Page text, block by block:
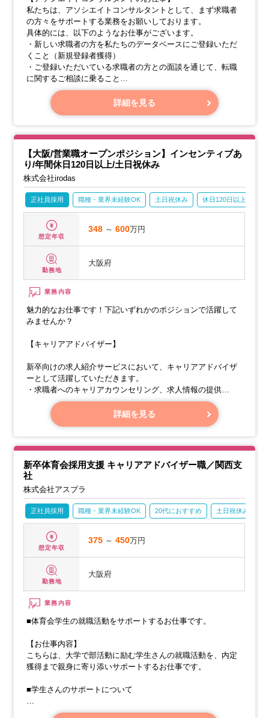
私たちは、アソシエイトコンサルタントとして、まず求職者
の方々をサポートする業務をお願いしております。
具体的には、以下のようなお仕事がございます。
・新しい求職者の方を私たちのデータベースにご登録いただ
くこと（新規登録者獲得）
・ご登録いただいている求職者の方との面談を通じて、転職
に関するご相談に乗ること
・既存の登録者の方々へ、継続的なサポートを行うこと（フ
ォローアップ）
企業への打ち合わせに参加し、実際の求人案件の取り扱い方
を学んでいただきます。これは、コンサルタントとして成長
していただくための大切なトレーニング期間です。（約半年
から1年での昇進を目指します）
詳細を見る
【大阪/営業職オープンポジション】インセンティブあ
り/年間休日120日以上/土日祝休み
株式会社irodas
正社員採用 職種・業界未経験OK 土日祝休み 休日120日以上
想定年収
348 ～600万円
勤務地
大阪府
業務内容
魅力的なお仕事です！下記いずれかのポジションで活躍して
みませんか？
【キャリアアドバイザー】
新卒向けの求人紹介サービスにおいて、キャリアアドバイザ
ーとして活躍していただきます。
・求職者へのキャリアカウンセリング、求人情報の提供
・企業への求人提案、マッチング
・求職者と企業間の調整、応募書類作成支援
詳細を見る
新卒体育会採用支援 キャリアアドバイザー職／関西支
社
株式会社アスプラ
正社員採用 職種・業界未経験OK 20代におすすめ 土日祝休み
想定年収
375 ～450万円
勤務地
大阪府
業務内容
■体育会学生の就職活動をサポートするお仕事です。
【お仕事内容】
こちらは、大学で部活動に励む学生さんの就職活動を、内定
獲得まで親身に寄り添いサポートするお仕事です。
■学生さんのサポートについて
・会員獲得